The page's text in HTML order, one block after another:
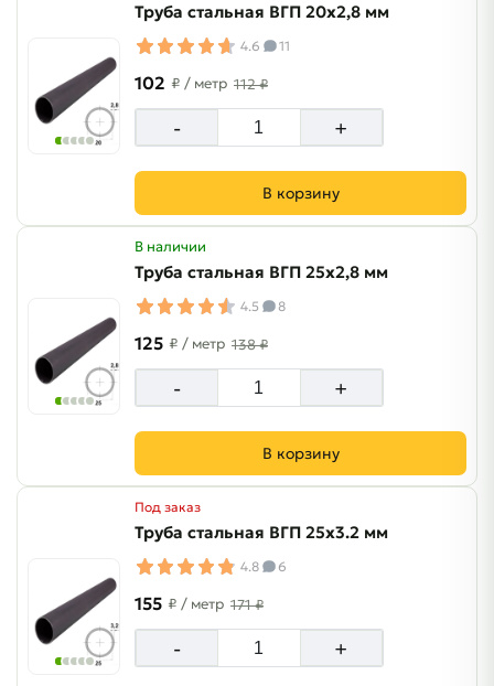
Труба стальная ВГП 20х2,8 мм
4.6 11
102 ₽ / метр 112 ₽
- +
В корзину
В наличии
Труба стальная ВГП 25х2,8 мм
4.5 8
125 ₽ / метр 138 ₽
- +
В корзину
Под заказ
Труба стальная ВГП 25х3.2 мм
4.8 6
155 ₽ / метр 171 ₽
- +